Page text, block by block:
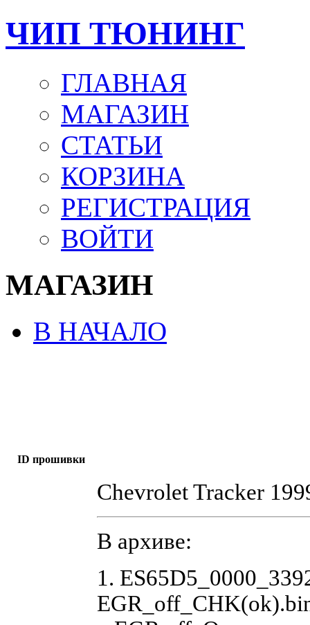
ЧИП ТЮНИНГ
ГЛАВНАЯ
МАГАЗИН
СТАТЬИ
КОРЗИНА
РЕГИСТРАЦИЯ
ВОЙТИ
МАГАЗИН
В НАЧАЛО
ID прошивки
Chevrolet Tracker
В архиве:
1.